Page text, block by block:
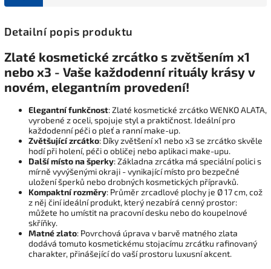
Detailní popis produktu
Zlaté kosmetické zrcátko s zvětšením x1
nebo x3 - Vaše každodenní rituály krásy v
novém, elegantním provedení!
Elegantní funkčnost: Zlaté kosmetické zrcátko WENKO ALATA,
vyrobené z oceli, spojuje styl a praktičnost. Ideální pro
každodenní péči o pleť a ranní make-up.
Zvětšující zrcátko: Díky zvětšení x1 nebo x3 se zrcátko skvěle
hodí při holení, péči o obličej nebo aplikaci make-upu.
Další místo na šperky: Základna zrcátka má speciální polici s
mírně vyvýšenými okraji - vynikající místo pro bezpečné
uložení šperků nebo drobných kosmetických přípravků.
Kompaktní rozměry: Průměr zrcadlové plochy je Ø 17 cm, což
z něj činí ideální produkt, který nezabírá cenný prostor:
můžete ho umístit na pracovní desku nebo do koupelnové
skříňky.
Matné zlato: Povrchová úprava v barvě matného zlata
dodává tomuto kosmetickému stojacímu zrcátku rafinovaný
charakter, přinášející do vaší prostoru luxusní akcent.